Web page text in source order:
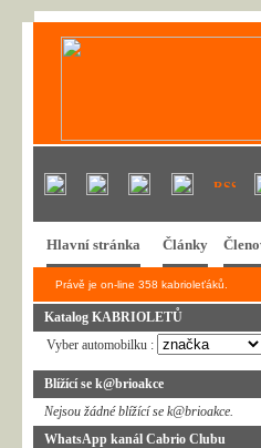
Hlavní stránka Články
Právě je on-line 358 kabrioleťáků.
Katalog KABRIOLETŮ
Vyber automobilku :
Blížící se k@brioakce
Nejsou žádné blížící se k@brioakce.
WhatsApp kanál Cabrio Clubu